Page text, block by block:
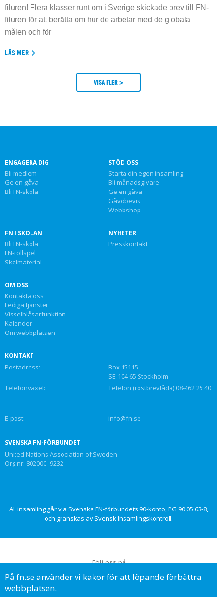
filuren! Flera klasser runt om i Sverige skickade brev till FN-
filuren för att berätta om hur de arbetar med de globala
målen och för
LÄS MER
VISA FLER >
ENGAGERA DIG
Bli medlem
Ge en gåva
Bli FN-skola
STÖD OSS
Starta din egen insamling
Bli månadsgivare
Ge en gåva
Gåvobevis
Webbshop
FN I SKOLAN
Bli FN-skola
FN-rollspel
Skolmaterial
NYHETER
Presskontakt
OM OSS
Kontakta oss
Lediga tjänster
Visselblåsarfunktion
Kalender
Om webbplatsen
KONTAKT
Postadress:
Box 15115
SE-104 65 Stockholm
Telefonväxel:
Telefon (röstbrevlåda) 08-462 25 40
E-post: info@fn.se
SVENSKA FN-FÖRBUNDET
United Nations Association of Sweden
Org.nr: 802000–9232
All insamling går via Svenska FN-förbundets 90-konto, PG 90 05 63-8,
och granskas av Svensk Insamlingskontroll.
Följ oss på
På fn.se använder vi kakor för att löpande förbättra
webbplatsen.